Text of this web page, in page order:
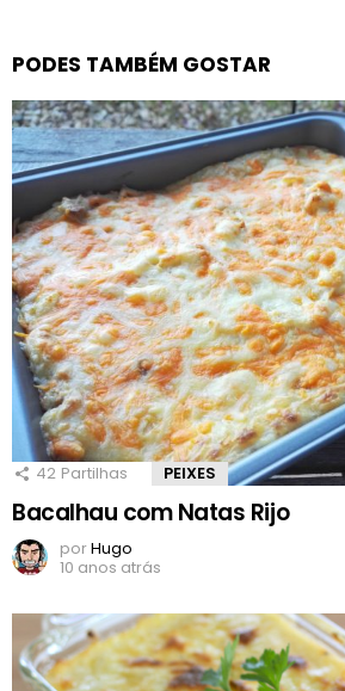
PODES TAMBÉM GOSTAR
42 Partilhas PEIXES
Bacalhau com Natas Rijo
porHugo
10 anos atrás